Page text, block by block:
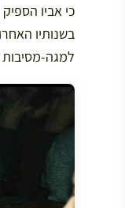
כי אביו
למגה-מסיבות